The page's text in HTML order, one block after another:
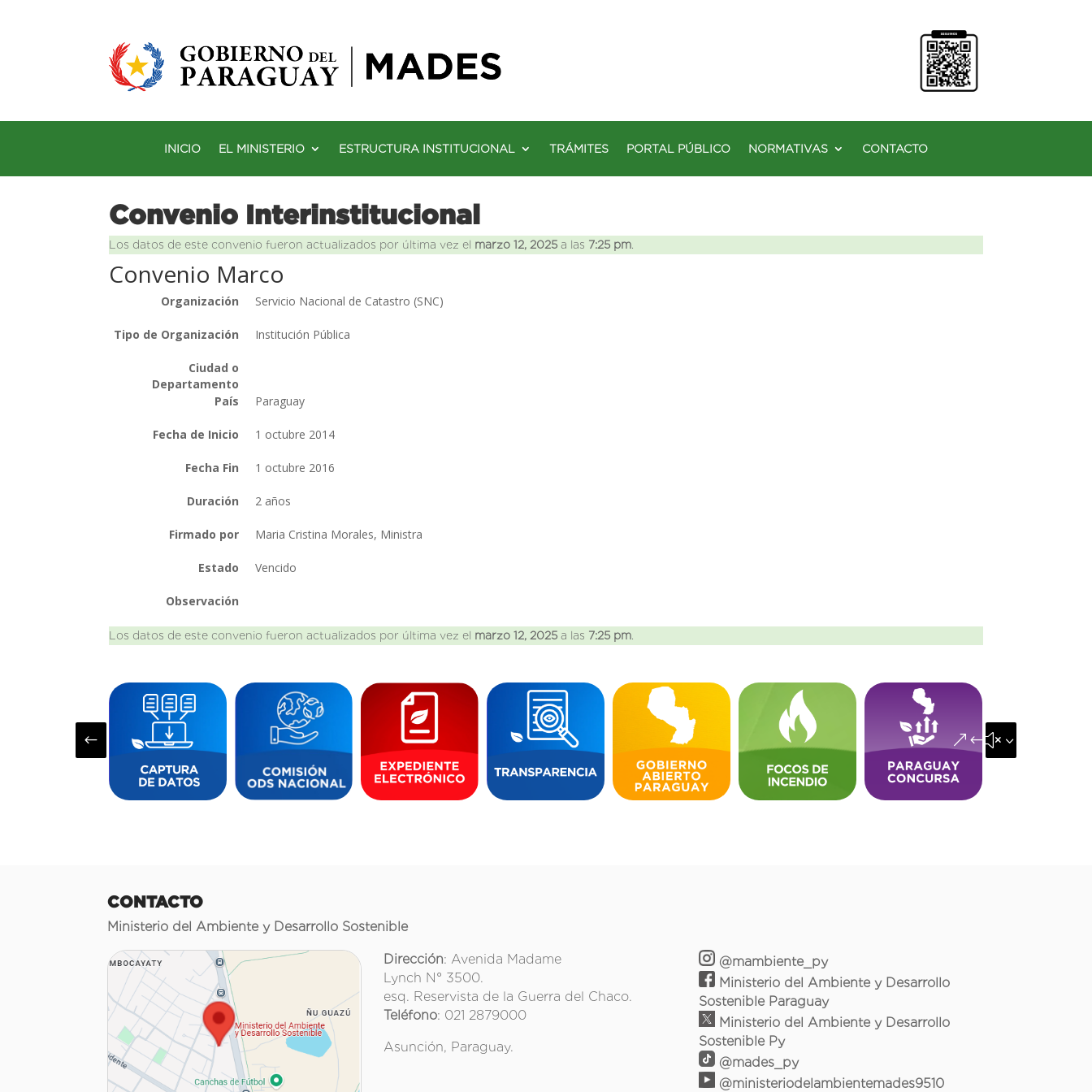
INICIO EL MINISTERIO ESTRUCTURA INSTITUCIONAL TRÁMITES PORTAL PÚBLICO NORMATIVAS CONTACTO
Convenio Interinstitucional
Los datos de este convenio fueron actualizados por última vez el marzo 12, 2025 a las 7:25 pm
Convenio Marco
Organización Servicio Nacional de Catastro (SNC)
Tipo de Organización Institución Pública
Ciudad o
Departamento
País
Paraguay
Fecha de Inicio 1 octubre 2014
Fecha Fin 1 octubre 2016
Duración 2 años
Firmado por Maria Cristina Morales, Ministra
Estado Vencido
Observación
Los datos de este convenio fueron actualizados por última vez el marzo 12, 2025 a las 7:25 pm
# &#x35;
CONTACTO
Ministerio del Ambiente y Desarrollo Sostenible
Dirección: Avenida Madame
Lynch N° 3500.
esq. Reservista de la Guerra del Chaco.
Teléfono: 021 2879000
Asunción, Paraguay.
@mambiente_py
Ministerio del Ambiente y Desarrollo
Sostenible Paraguay
Ministerio del Ambiente y Desarrollo
Sostenible Py
@mades_py
@ministeriodelambientemades9510